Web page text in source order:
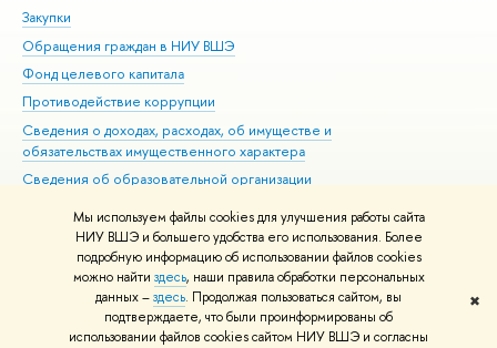
Мы используем файлы cookies для улучшения работы сайта
НИУ ВШЭ и большего удобства его использования. Более
подробную информацию об использовании файлов cookies
можно найти здесь, наши правила обработки персональных
данных –здесь. Продолжая пользоваться сайтом, вы
подтверждаете, что были проинформированы об
использовании файлов cookies сайтом НИУ ВШЭ и согласны
✖
Закупки
Обращения граждан в НИУ ВШЭ
Фонд целевого капитала
Противодействие коррупции
Сведения о доходах, расходах, об имуществе и
обязательствах имущественного характера
Сведения об образовательной организации
Людям с ограниченными возможностями здоровья
Единая платежная страница
Работа в Вышке
© НИУ ВШЭ 1993–2026 Адреса и контакты Условия использования